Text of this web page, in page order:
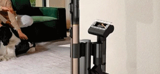
в мессенджере МАХ